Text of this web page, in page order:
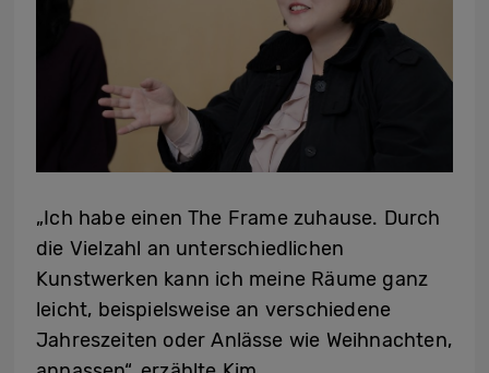
„Ich habe einen The Frame zuhause. Durch
die Vielzahl an unterschiedlichen
Kunstwerken kann ich meine Räume ganz
leicht, beispielsweise an verschiedene
Jahreszeiten oder Anlässe wie Weihnachten,